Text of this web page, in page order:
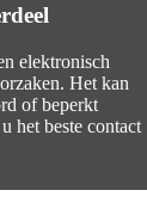
elektronisch
Het kan
of beperkt
het beste contact